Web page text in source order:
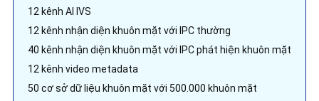
12 kênh AI IVS
12 kênh nhận diện khuôn mặt với IPC thường
40 kênh nhận diện khuôn mặt với IPC phát hiện khuôn mặt
12 kênh video metadata
50 cơ sở dữ liệu khuôn mặt với 500.000 khuôn mặt